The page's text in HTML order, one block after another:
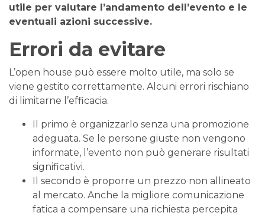
utile per valutare l’andamento dell’evento e le
eventuali azioni successive.
Errori da evitare
L’open house può essere molto utile, ma solo se
viene gestito correttamente. Alcuni errori rischiano
di limitarne l’efficacia.
Il primo è organizzarlo senza una promozione
adeguata. Se le persone giuste non vengono
informate, l’evento non può generare risultati
significativi.
Il secondo è proporre un prezzo non allineato
al mercato. Anche la migliore comunicazione
fatica a compensare una richiesta percepita